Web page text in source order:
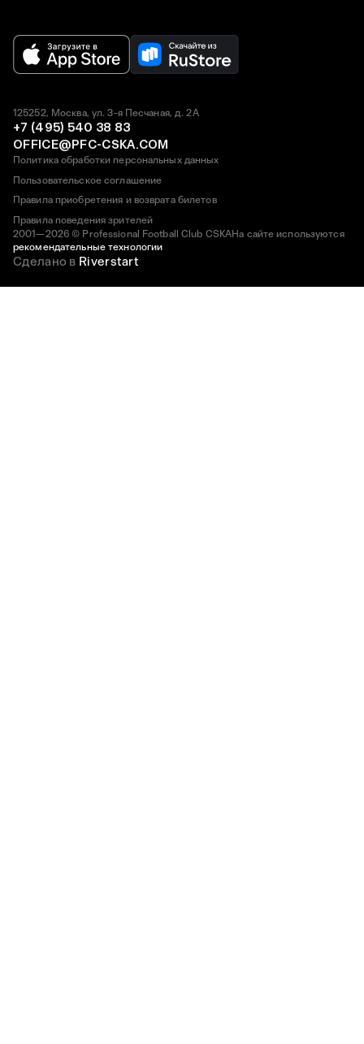
2001—2026 © Professional Football Club CSKAНа сайте используются
рекомендательные технологии
125252, Москва, ул. 3-я Песчаная, д. 2А
+7 (495) 540 38 83
OFFICE@PFC-CSKA.COM
Политика обработки персональных данных
Пользовательское соглашение
Правила приобретения и возврата билетов
Правила поведения зрителей
Сделано в Riverstart